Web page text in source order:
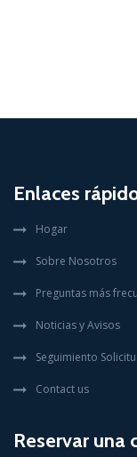
Enlaces
Hogar
Sobre Nosotros
Preguntas más
Noticias y Avisos
Seguimiento
Contact us
Reservar una